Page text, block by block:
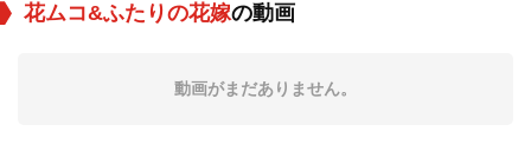
花ムコ&ふたりの花嫁の動画
動画がまだありません。